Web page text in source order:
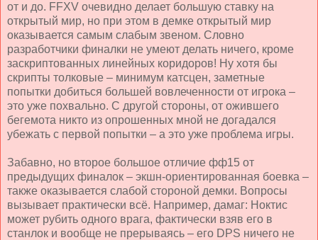
от и до. FFXV очевидно делает большую ставку на
открытый мир, но при этом в демке открытый мир
оказывается самым слабым звеном. Словно
разработчики финалки не умеют делать ничего, кроме
заскриптованных линейных коридоров! Ну хотя бы
скрипты толковые – минимум катсцен, заметные
попытки добиться большей вовлеченности от игрока –
это уже похвально. С другой стороны, от ожившего
бегемота никто из опрошенных мной не догадался
убежать с первой попытки – а это уже проблема игры.
Забавно, но второе большое отличие фф15 от
предыдущих финалок – экшн-ориентированная боевка –
также оказывается слабой стороной демки. Вопросы
вызывает практически всё. Например, дамаг: Ноктис
может рубить одного врага, фактически взяв его в
станлок и вообще не прерываясь – его DPS ничего не